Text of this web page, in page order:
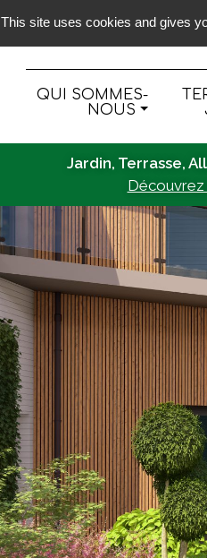
QUI SOMMES-
NOUS
Jardin, Terrasse,
Découvrez
This site uses cookies and gives